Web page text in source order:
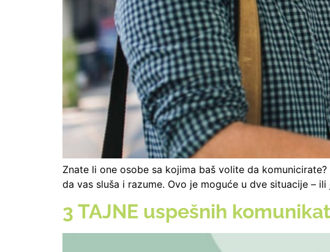
Znate li one osobe sa kojima baš volite da
da vas sluša i razume. Ovo je moguće u dve situacije –
3 TAJNE uspešnih